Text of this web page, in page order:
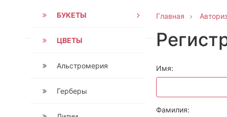
БУКЕТЫ
ЦВЕТЫ
Альстромерия
Герберы
Главная
Имя:
Фамилия: